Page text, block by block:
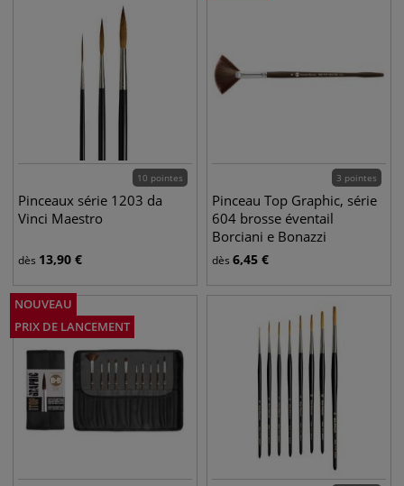
10 pointes
Pinceaux série 1203 da
Vinci Maestro
dès 13,90 €
3 pointes
Pinceau Top Graphic, série
604 brosse éventail
Borciani e Bonazzi
dès 6,45 €
NOUVEAU
PRIX DE LANCEMENT